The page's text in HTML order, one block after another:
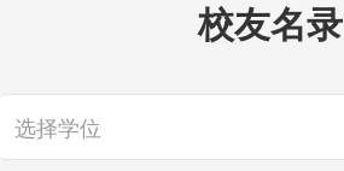
校友名录
选择学位